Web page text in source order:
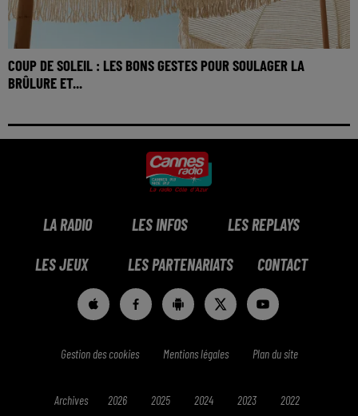
COUP DE SOLEIL : LES BONS GESTES POUR SOULAGER LA
BRÛLURE ET...
LA RADIO LES INFOS LES REPLAYS
LES JEUX LES PARTENARIATS CONTACT
Gestion des cookies Mentions légales Plan du site
Archives 2026 2025 2024 2023 2022